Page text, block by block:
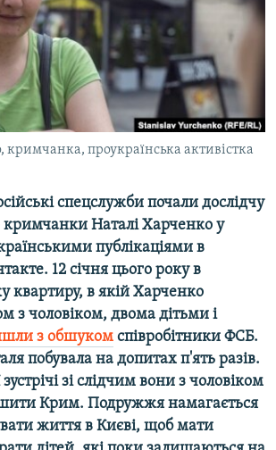
КРИМУ
RL
кримчанка, проукраїнська активістка
спецслужби почали дослідчу
кримчанки Наталі Харченко у
публікаціями в
12 січня цього року в
квартиру, в якій Харченко
з чоловіком, двома дітьми і
з обшуком співробітники ФСБ.
побувала на допитах п'ять разів.
зі слідчим вони з чоловіком
Крим. Подружжя намагається
життя в Києві, щоб мати